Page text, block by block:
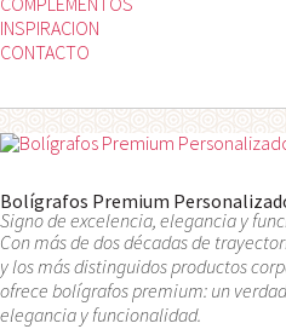
INSPIRACION
CONTACTO
Bolígrafos Premium
Signo de excelencia, elegancia y
Con más de dos décadas de
y los más distinguidos productos
ofrece bolígrafos premium: un
elegancia y funcionalidad.